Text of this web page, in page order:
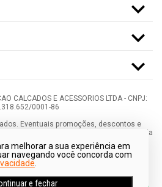
CALCADOS E ACESSORIOS LTDA - CNPJ:
0001-86
Eventuais promoções, descontos e
aqui são válidos apenas para compras via
aqui veiculados são de propriedade da
total ou parcial sem nossa autorização.
melhorar a sua experiência em
navegando você concorda com
e fechar